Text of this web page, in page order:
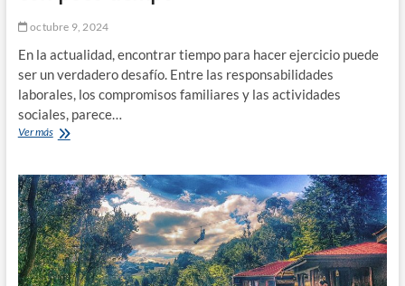
octubre 9, 2024
En la actualidad, encontrar tiempo para hacer ejercicio puede
ser un verdadero desafío. Entre las responsabilidades
laborales, los compromisos familiares y las actividades
sociales, parece…
Ver másRutinas
diferentes
estilos
de
vida:
Ejercicios
para
personas